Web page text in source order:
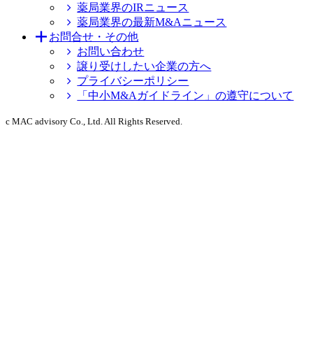
薬局業界のIRニュース
薬局業界の最新M&Aニュース
お問合せ・その他
お問い合わせ
譲り受けしたい企業の方へ
プライバシーポリシー
「中小M&Aガイドライン」の遵守について
c MAC advisory Co., Ltd. All Rights Reserved.